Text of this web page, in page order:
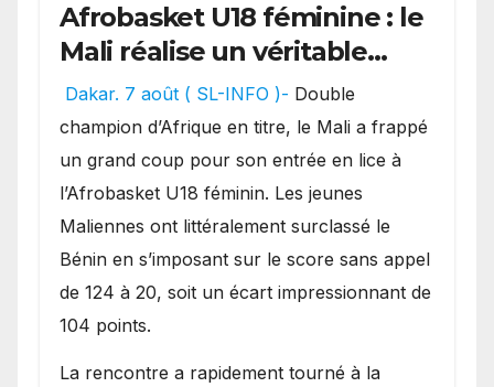
Afrobasket U18 féminine : le
Mali réalise un véritable
festival offensif et inflige
une lourde défaite au
Bénin.
Dakar. 7 août ( SL-INFO )- Double
champion d’Afrique en titre, le Mali a frappé
un grand coup pour son entrée en lice à
l’Afrobasket U18 féminin. Les jeunes
Maliennes ont littéralement surclassé le
Bénin en s’imposant sur le score sans appel
de 124 à 20, soit un écart impressionnant de
104 points.
La rencontre a rapidement tourné à la